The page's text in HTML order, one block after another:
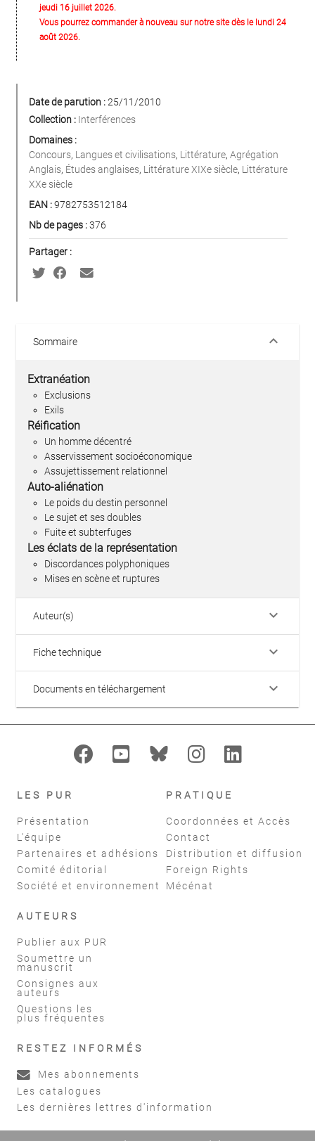
jeudi 16 juillet 2026.
Vous pourrez commander à nouveau sur notre site dès le lundi 24
août 2026.
Date de parution :25/11/2010
Collection : Interférences
Domaines :
Concours, Langues et civilisations, Littérature, Agrégation
Anglais, Études anglaises, Littérature XIXe siècle, Littérature
XXe siècle
EAN :9782753512184
Nb de pages :376
Partager :
Sommaire keyboard_arrow_down
Extranéation
Exclusions
Exils
Réification
Un homme décentré
Asservissement socioéconomique
Assujettissement relationnel
Auto-aliénation
Le poids du destin personnel
Le sujet et ses doubles
Fuite et subterfuges
Les éclats de la représentation
Discordances polyphoniques
Mises en scène et ruptures
Auteur(s) keyboard_arrow_down
Fiche technique keyboard_arrow_down
Documents en téléchargement keyboard_arrow_down
LES PUR
Présentation
L'équipe
Partenaires et adhésions
Comité éditorial
Société et environnement
PRATIQUE
Coordonnées et Accès
Contact
Distribution et diffusion
Foreign Rights
Mécénat
AUTEURS
Publier aux PUR
Soumettre un
manuscrit
Consignes aux
auteurs
Questions les
plus fréquentes
RESTEZ INFORMÉS
Mes abonnements
Les catalogues
Les dernières lettres d'information